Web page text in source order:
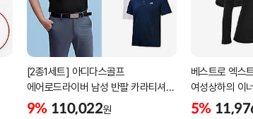
[2종1세트] 아디다스골프
에어로드라이버 남성 반팔 카라티셔츠
남자 골프웨어 JE8325 JG1312
9% 110,022원
베스트로 엑스
여성상하의 이
5%